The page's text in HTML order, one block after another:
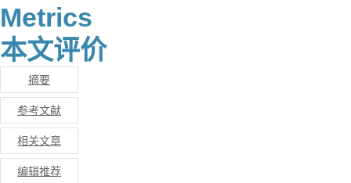
Metrics
本文评价
摘要
参考文献
相关文章
编辑推荐